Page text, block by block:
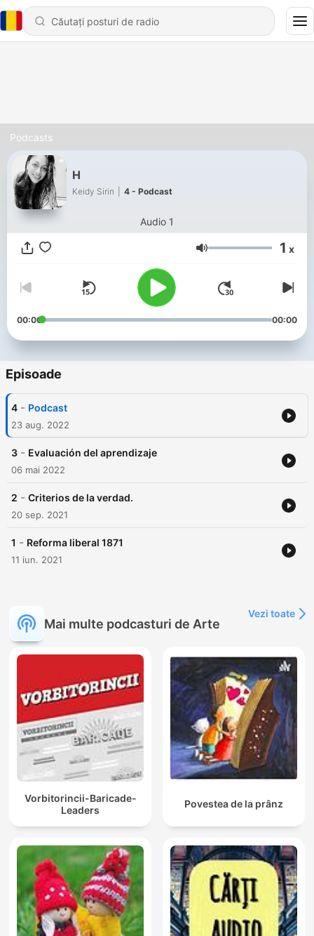
Podcasts
H
Keidy Sirin 4 - Podcast
Audio 1
Volum 1 x
00:00 00:00
Episoade
4 - Podcast
23 aug. 2022
3 - Evaluación del aprendizaje
06 mai 2022
2 - Criterios de la verdad.
20 sep. 2021
1 - Reforma liberal 1871
11 iun. 2021
Mai multe podcasturi de Arte
Vezi toate
Vorbitorincii-Baricade-
Leaders
Povestea de la prânz